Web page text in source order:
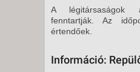
A
fenntartják. Az
értendőek.
Információ: